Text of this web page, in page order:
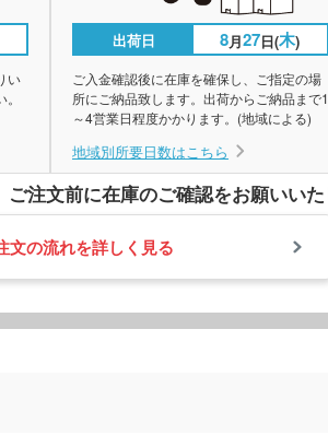
い
出荷日 8月27日(木)
ご入金確認後に在庫を確保し、ご指定の場
所にご納品致します。出荷からご納品まで1
～4営業日程度かかります。(地域による)
地域別所要日数はこちら
ご注文前に在庫のご確認をお願いいた
文の流れを詳しく見る